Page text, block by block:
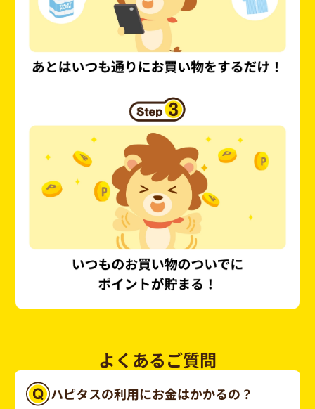
よくあるご質問
ハピタスの利用にお金はかかるの？